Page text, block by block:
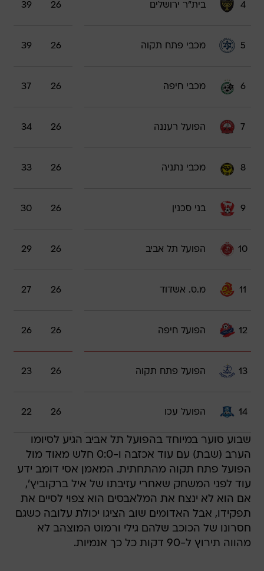
4 בית"ר ירושלים 26
39
5 מכבי פתח תקוה 26
39
6 מכבי חיפה 26
37
7 הפועל רעננה 26
34
8 מכבי נתניה 26
33
9 בני סכנין 26
30
10 הפועל תל אביב 26
29
11 מ.ס. אשדוד 26
27
12 הפועל חיפה 26
26
13 הפועל פתח תקוה 26
23
14 הפועל עכו 26
22
שבוע סוער במיוחד בהפועל תל אביב הגיע לסיומו
הערב (שבת) עם עוד אכזבה ו-0:0 חלש מאוד מול
הפועל פתח תקוה מהתחתית. המאמן אסי דומב ידע
עוד לפני המשחק שאחרי עזיבתו של איל ברקוביץ',
אם הוא לא ינצח את המלאבסים הוא צפוי לסיים את
תפקידו, אבל האדומים שוב הציגו יכולת עלובה כשגם
חסרונו של הכוכב שלהם גילי ורמוט המוצהב לא
מהווה תירוץ ל-90 דקות כל כך אנמיות.